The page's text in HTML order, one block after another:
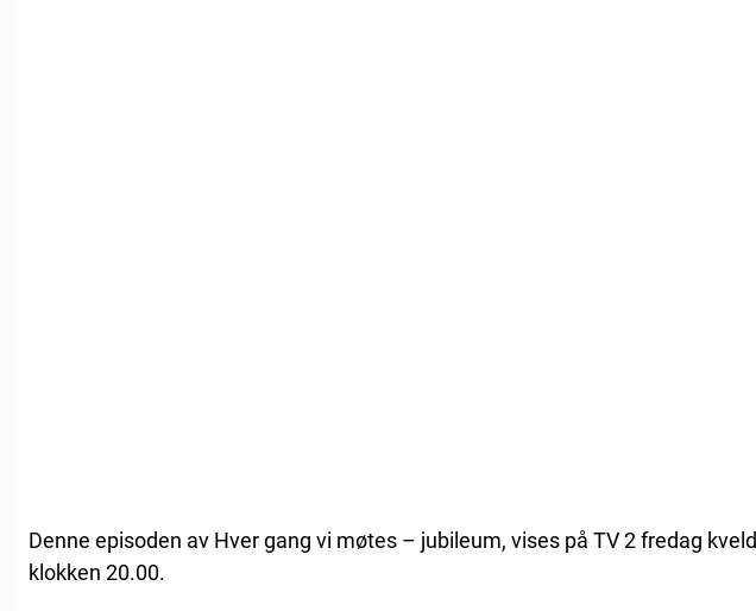
Denne episoden av Hver gang vi møtes – jubileum, vises på TV 2 fredag kveld
klokken 20.00.